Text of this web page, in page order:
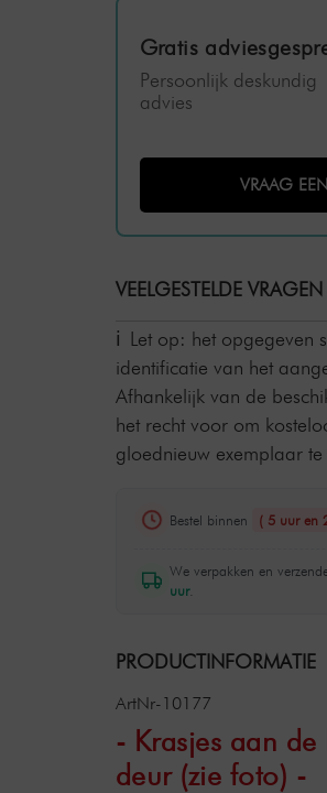
Gratis
Persoonlijk deskundig
advies
VRAAG
VEELGESTELDE
Let op: het opgegeven
identificatie van het
Afhankelijk van de
het recht voor om
gloednieuw exemplaar te
Bestel binnen ( 5 uur en
We verpakken en
uur.
PRODUCTINFORMATIE
ArtNr-10177
- Krasjes aan
deur (zie foto) -